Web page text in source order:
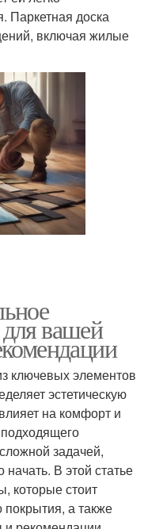
Паркетная доска
включая жилые
вашей
ключевых элементов
эстетическую
на комфорт и
задачей,
В этой статье
которые стоит
а также